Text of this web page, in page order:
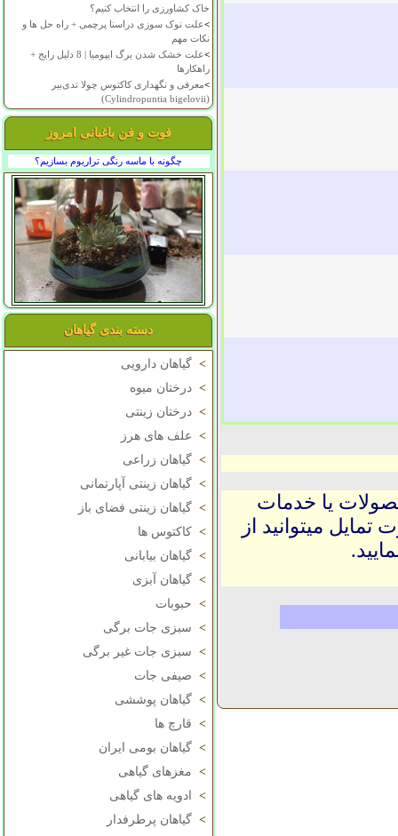
خاک کشاورزی را انتخاب کنیم؟
>علت نوک سوزی دراسنا پرچمی + راه حل ها و
نکات مهم
>
علت خشک شدن برگ ایپومیا | 8 دلیل رایج +
راهکارها
>معرفی و نگهداری کاکتوس چولا تدی‌بیر
(Cylindropuntia bigelovii)
فوت و فن باغبانی امروز
چگونه با ماسه رنگی تراریوم بسازیم؟
دسته بندی گیاهان
> گیاهان دارویی
> درختان میوه
> درختان زینتی
> علف های هرز
> گیاهان زراعی
> گیاهان زینتی آپارتمانی
> گیاهان زینتی فضای باز
> کاکتوس ها
> گیاهان بیابانی
> گیاهان آبزی
> حبوبات
> سبزی جات برگی
> سبزی جات غیر برگی
> صیفی جات
> گیاهان پوششی
> قارچ ها
> گیاهان بومی ایران
> مغزهای گیاهی
>
ادویه های گیاهی
> گیاهان پرطرفدار
یا خدمات
میتوانید از